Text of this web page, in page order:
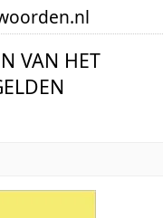
.nl
VAN HET